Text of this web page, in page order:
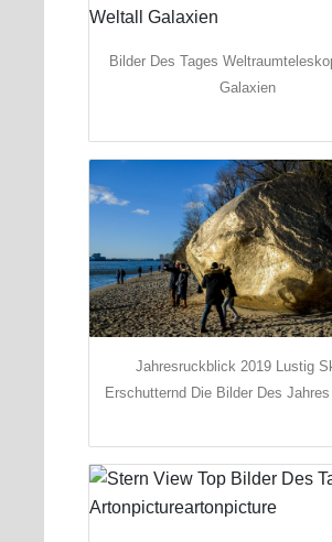
Bilder Des Tages
Galaxien
Jahresruckblick 2019 Lustig
Erschutternd Die Bilder Des